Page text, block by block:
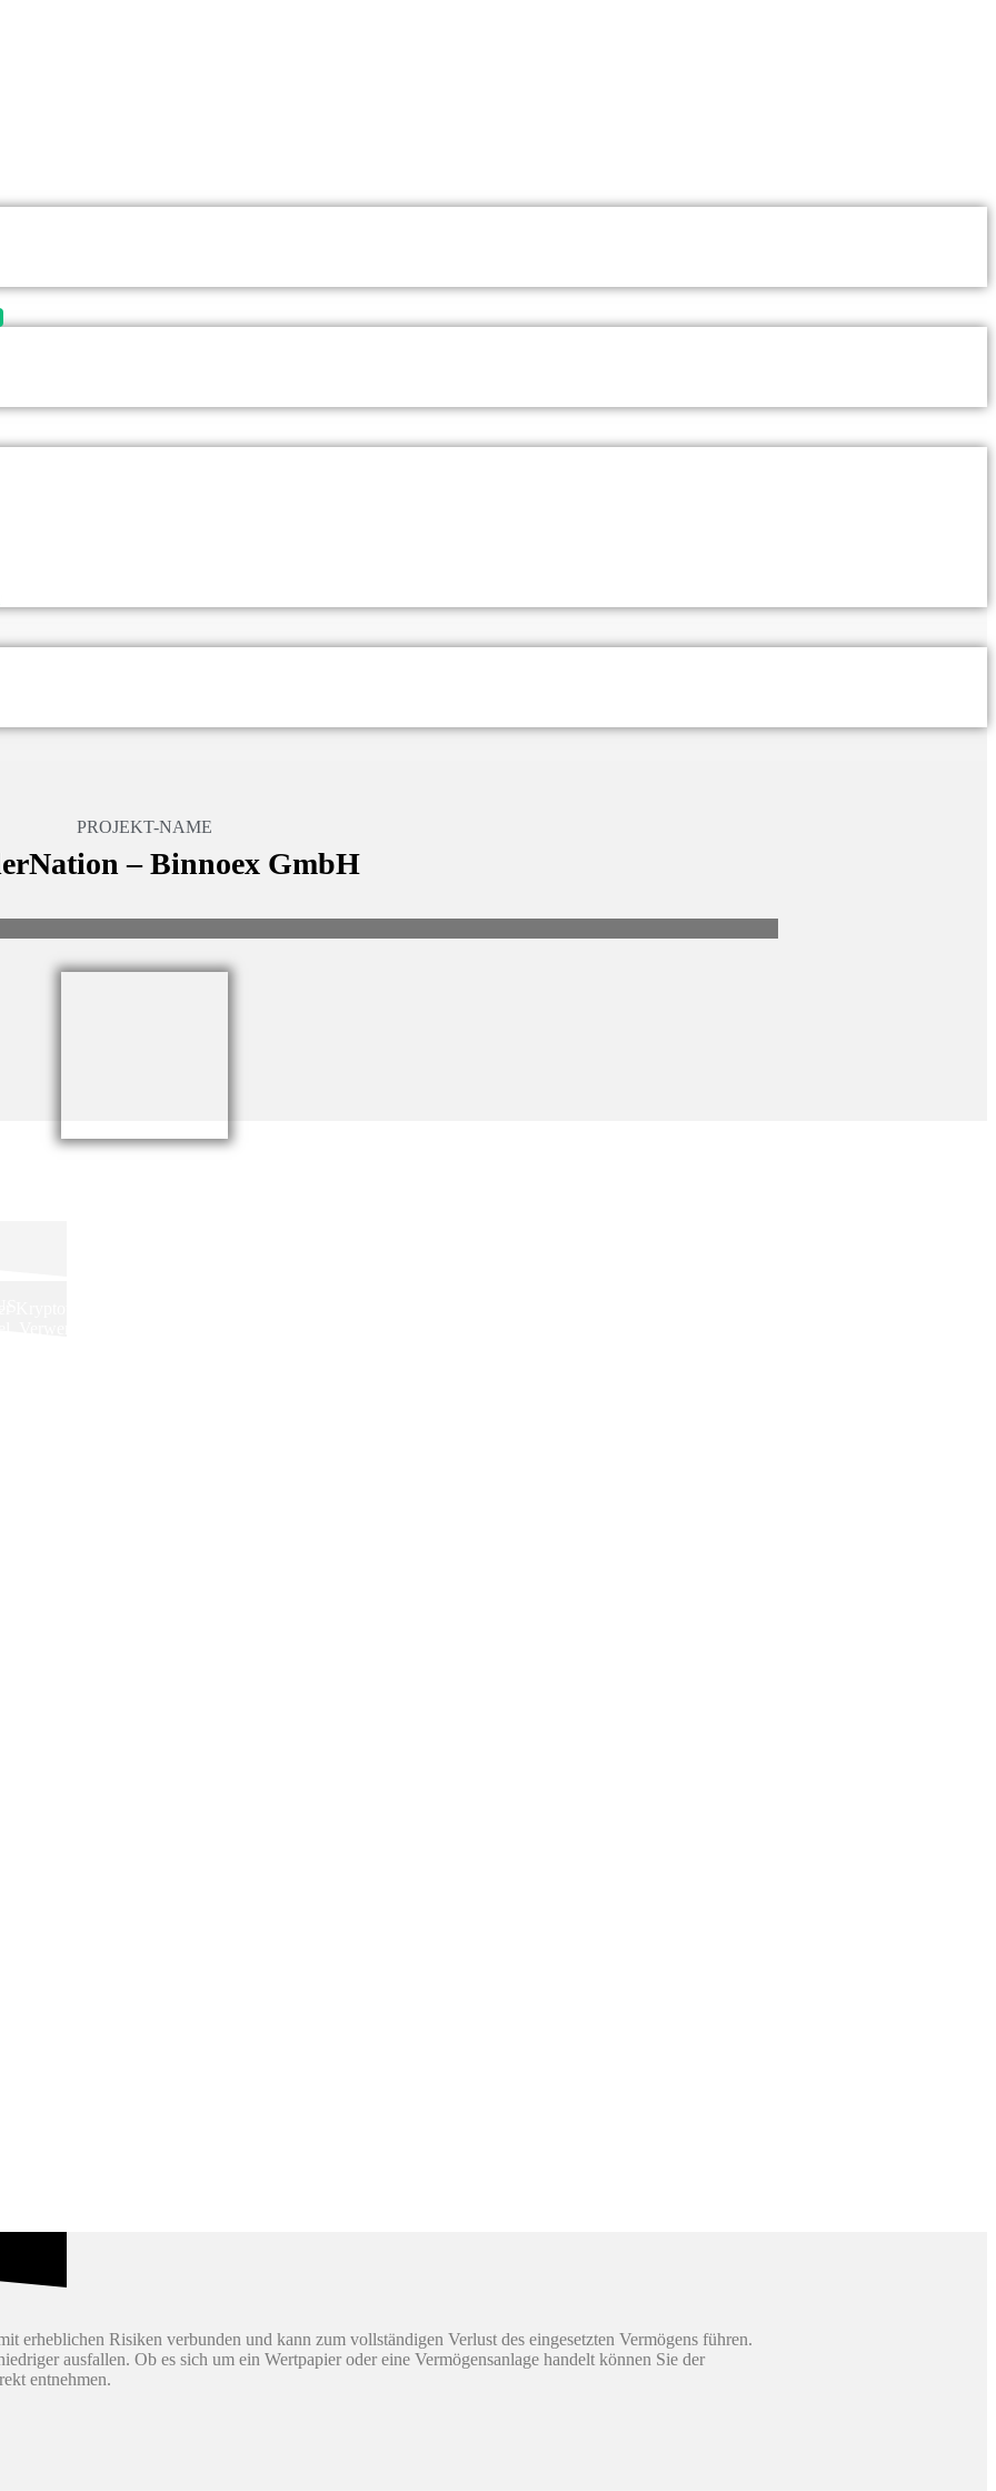
PROJEKT-NAME
– Binnoex GmbH
erheblichen Risiken verbunden und kann zum vollständigen Verlust des eingesetzten Vermögens führen.
ausfallen. Ob es sich um ein Wertpapier oder eine Vermögensanlage handelt können Sie der
entnehmen.